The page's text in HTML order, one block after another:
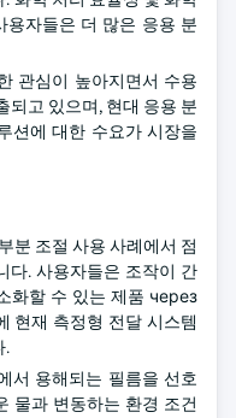
용자들은 더 많은 응용 분
관심이 높아지면서 수용
되고 있으며, 현대 응용 분
션에 대한 수요가 시장을
분 조절 사용 사례에서 점
다. 사용자들은 조작이 간
화할 수 있는 제품 через
현재 측정형 전달 시스템
.
서 용해되는 필름을 선호
물과 변동하는 환경 조건